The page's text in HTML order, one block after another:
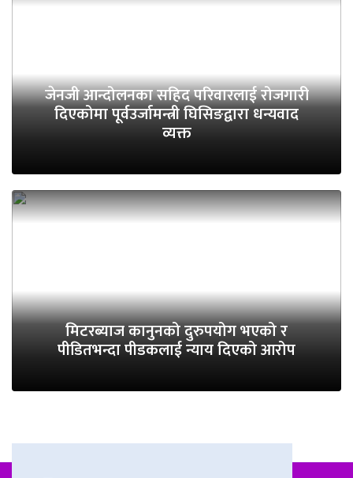
जेनजी आन्दोलनका सहिद परिवारलाई रोजगारी
दिएकोमा पूर्वउर्जामन्त्री घिसिङद्वारा धन्यवाद
व्यक्त
मिटरब्याज कानुनको दुरुपयोग भएको र
पीडितभन्दा पीडकलाई न्याय दिएको आरोप